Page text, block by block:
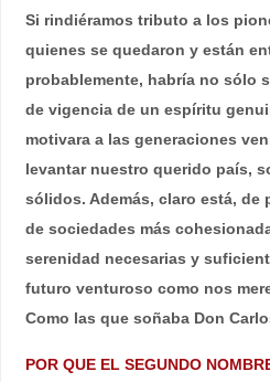
Si rindiéramos tributo a los
quienes se quedaron y están
probablemente, habría no sólo
de vigencia de un espíritu
motivara a las generaciones
levantar nuestro querido país,
sólidos. Además, claro está,
de sociedades más
serenidad necesarias y
futuro venturoso como nos
Como las que soñaba Don
POR QUE EL SEGUNDO